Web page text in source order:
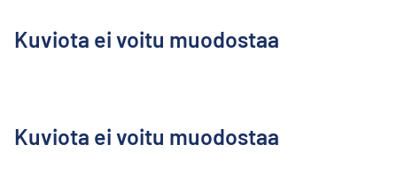
Kuviota ei voitu muodostaa
Kuviota ei voitu muodostaa